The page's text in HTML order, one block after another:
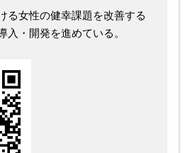
る女性の健幸課題を改善する
・開発を進めている。